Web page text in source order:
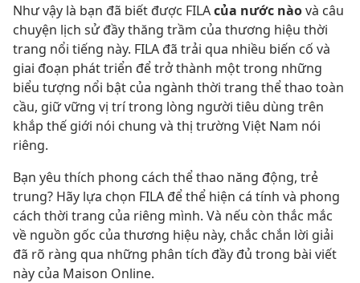
Như vậy là bạn đã biết được FILAcủa nước nàovà câu
chuyện lịch sử đầy thăng trầm của thương hiệu thời
trang nổi tiếng này. FILA đã trải qua nhiều biến cố và
giai đoạn phát triển để trở thành một trong những
biểu tượng nổi bật của ngành thời trang thể thao toàn
cầu, giữ vững vị trí trong lòng người tiêu dùng trên
khắp thế giới nói chung và thị trường Việt Nam nói
riêng.
Bạn yêu thích phong cách thể thao năng động, trẻ
trung? Hãy lựa chọn FILA để thể hiện cá tính và phong
cách thời trang của riêng mình. Và nếu còn thắc mắc
về nguồn gốc của thương hiệu này, chắc chắn lời giải
đã rõ ràng qua những phân tích đầy đủ trong bài viết
này của Maison Online.